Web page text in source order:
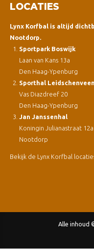
LOCATIES
Lynx Korfbal is altijd
Nootdorp.
Sportpark Boswijk
Laan van Kans 13a
Den Haag-Ypenburg
Sporthal Leidschenveen
Vas Diazdreef 20
Den Haag-Ypenburg
Jan Janssenhal
Koningin Julianastraat 12a
Nootdorp
Bekijk de Lynx Korfbal
Alle inhoud